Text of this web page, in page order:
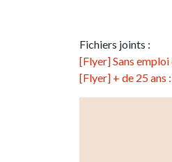
Fichiers joints :
[Flyer] Sans
[Flyer] + de 25 ans